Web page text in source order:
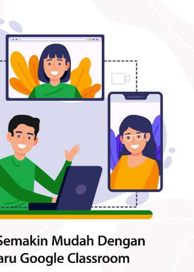
dan lebih banyak browser seperti Safari akan
itu, tenaga pengajar juga bisa masuk dari
anak di perangkat yang sama. Sebaiknya
Workspace for Education di sekolah serta
Family Link di rumah agar penggunaan Read
terkontrol. Selain peluncuran situs web,
beberapa cerita baru di Read
baru ini merupakan hasil kolaborasi Google
YouTube seperti ChuChu TV dan USP
tersebut mengadaptasi beberapa video populer
buku cerita. Google juga melanjutkan
untuk mengadaptasi koleksi buku alfabet
Inggris serta Hindi yang sangat baik untuk
buku tersebut akan tersedia akhir tahun ini.
Sistem Belajar Online yang Aman dengan
Membaca adalah keterampilan penting untuk
usia muda. Dengan aplikasi Read Along, anak-
secara terarah namun tetap
> Apple certificates. Cara sinkronisasi
Google Mobile Device Management Photo
Updates Administrator dapat mengelola
perusahaan di konsol Google Admin. Untuk
Apple Business Manager atau Apple
langganan Google Workspace atau Cloud
1: Siapkan Pendaftaran Apple Anda harus
administrator untuk tugas ini. Admin yang
Google Mobile Device Management tapi
masih bisa melihat alur penyiapan. Namun
mengunduh public key. Kemudian, ikuti
ke konsol Google Admin. Dari halaman
buka menu Devices. Di sebelah kiri, klik
endpoints Settings iOS. Klik Apple certificates
Apple Business Manager atau Apple School
dengan ID Apple bisnis Anda. Di bagian Device